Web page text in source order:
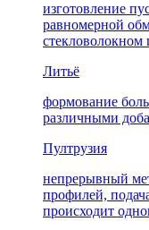
изготовление
равномерной
Литьё
формование
различными
Пултрузия
непрерывный
профилей,
происходит